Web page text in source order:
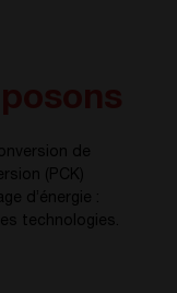
de
(PCK)
d’énergie :
technologies.